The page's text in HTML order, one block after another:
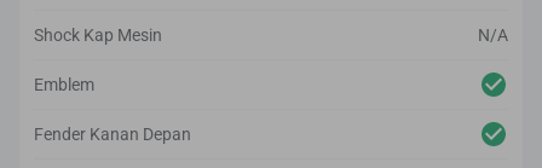
Shock Kap Mesin N/A
Emblem
Fender Kanan Depan